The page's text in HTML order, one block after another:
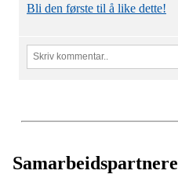
Bli den første til å like dette!
Samarbeidspartnere